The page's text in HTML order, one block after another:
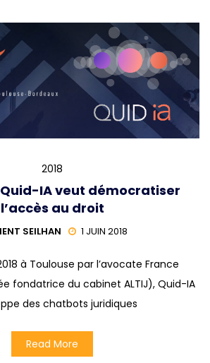
2018
IA veut démocratiser
l’accès au droit
SEILHAN 1 JUIN 2018
à Toulouse par l’avocate France
fondatrice du cabinet ALTIJ), Quid-IA
des chatbots juridiques
Read More